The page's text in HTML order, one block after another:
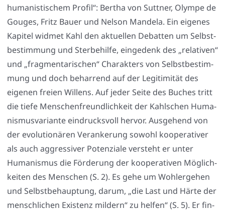
huma­nis­ti­schem Pro­fil“: Ber­tha von Sutt­ner, Olym­pe de
Gou­ges, Fritz Bau­er und Nel­son Man­de­la. Ein eige­nes
Kapi­tel wid­met Kahl den aktu­el­len Debat­ten um Selbst­
be­stim­mung und Ster­be­hil­fe, ein­ge­denk des „rela­ti­ven“
und „frag­men­ta­ri­schen“ Cha­rak­ters von Selbst­be­stim­
mung und doch behar­rend auf der Legi­ti­mi­tät des
eige­nen frei­en Wil­lens. Auf jeder Sei­te des Buches tritt
die tie­fe Men­schen­freund­lich­keit der Kahl­schen Huma­
nis­mus­va­ri­an­te ein­drucks­voll her­vor. Aus­ge­hend von
der evo­lu­tio­nä­ren Ver­an­ke­rung sowohl koope­ra­ti­ver
als auch aggres­si­ver Poten­zia­le ver­steht er unter
Huma­nis­mus die För­de­rung der koope­ra­ti­ven Mög­lich­
kei­ten des Men­schen (S. 2). Es gehe um Wohl­erge­hen
und Selbst­be­haup­tung, dar­um, „die Last und Här­te der
mensch­li­chen Exis­tenz mil­dern“ zu hel­fen“ (S. 5). Er fin­